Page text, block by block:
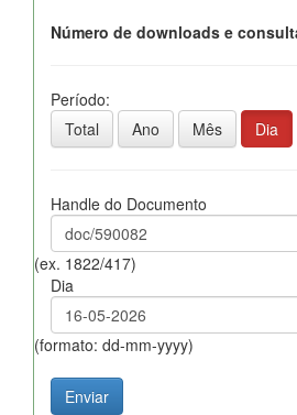
Número de downloads e
Período:
Total
Ano Mês Dia
Handle do Documento
(ex. 1822/417)
Dia
(formato: dd-mm-yyyy)